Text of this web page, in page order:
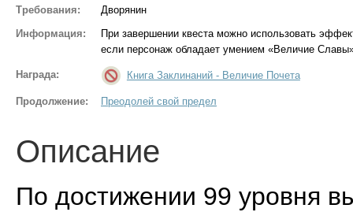
Требования:
Дворянин
Информация:
При завершении квеста можно использовать
если персонаж обладает умением «Величие
Награда: Книга Заклинаний - Величие Почета
Продолжение: Преодолей свой предел
Описание
По достижении 99 уровня